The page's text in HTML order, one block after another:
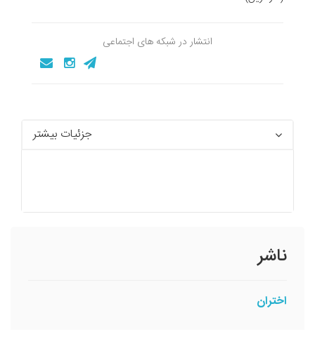
انتشار در شبکه های اجتماعی
جزئیات بیشتر
ناشر
اختران